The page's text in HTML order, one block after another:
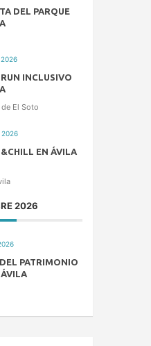
DEL PARQUE
2026
INCLUSIVO
de El Soto
2026
EN ÁVILA
2026
PATRIMONIO
ÁVILA